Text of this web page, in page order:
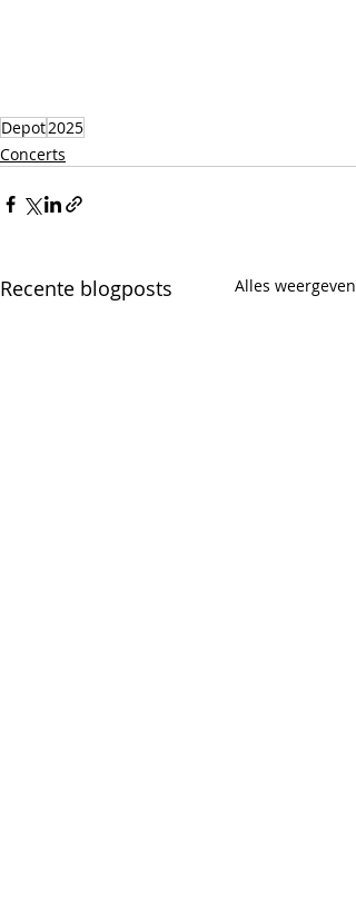
Depot2025
Concerts
Recente blogposts Alles weergeven